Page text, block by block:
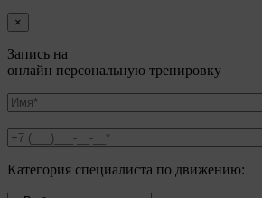
×
Запись на
онлайн персональную тренировку
Категория специалиста по движению: